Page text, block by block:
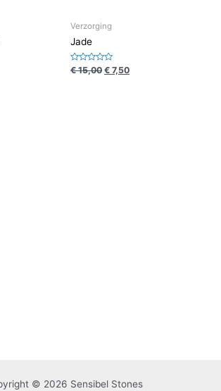
Verzorging
Jade
Waardering
€15,00 € 7,50
© 2026 Sensibel Stones